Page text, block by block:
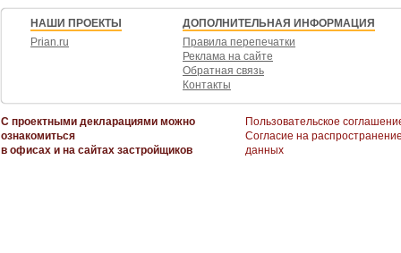
НАШИ ПРОЕКТЫ
Prian.ru
ДОПОЛНИТЕЛЬНАЯ ИНФОРМАЦИЯ
Правила перепечатки
Реклама на сайте
Обратная связь
Контакты
С проектными декларациями можно
ознакомиться
в офисах и на сайтах застройщиков
Пользовательское
Согласие на
данных